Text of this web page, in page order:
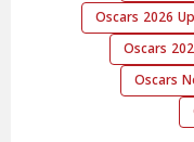
Oscars 2026
Oscars
Oscars